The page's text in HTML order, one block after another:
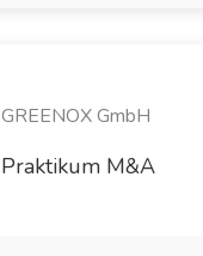
GREENOX GmbH
Praktikum M&A